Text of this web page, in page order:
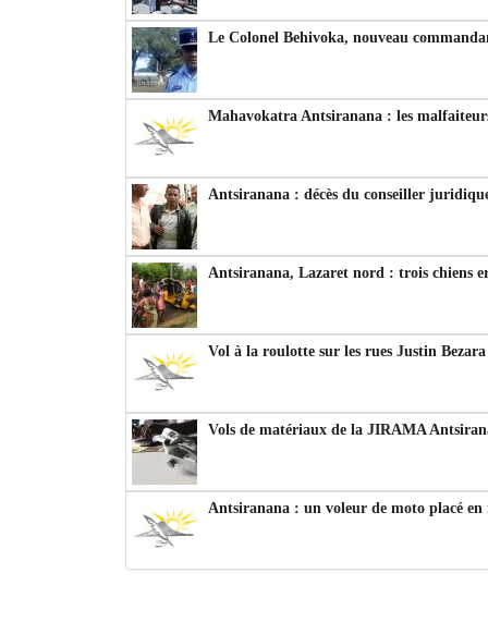
Le Colonel Behivoka, nouveau
Mahavokatra Antsiranana : les
Antsiranana : décès du conseiller
Antsiranana, Lazaret nord : trois chiens
Vol à la roulotte sur les rues Justin
Vols de matériaux de la JIRAMA
Antsiranana : un voleur de moto placé en